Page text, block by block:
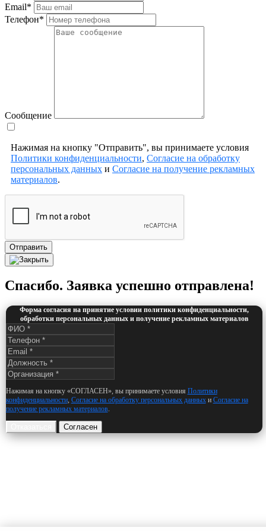
Email*
Телефон*
Сообщение
Нажимая на кнопку "Отправить", вы принимаете условия
Политики конфиденциальности, Согласие на обработку
персональных данных и Согласие на получение рекламных
материалов.
Отправить
Спасибо. Заявка успешно отправлена!
Форма согласия на принятие условии политики конфиденциальности,
обработки персональных данных и получение рекламных материалов
Нажимая на кнопку «СОГЛАСЕН», вы принимаете условия Политики
конфиденциальности, Согласие на обработку персональных данныхи Согласие на
получение рекламных материалов.
Согласен